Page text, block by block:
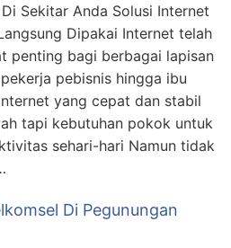
Sekitar Anda Solusi Internet
Dipakai Internet telah
penting bagi berbagai lapisan
pebisnis hingga ibu
yang cepat dan stabil
tapi kebutuhan pokok untuk
sehari-hari Namun tidak
Di Pegunungan